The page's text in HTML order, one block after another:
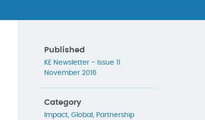
Published
KE Newsletter - Issue 11
November 2016
Category
Impact, Global , Partnership